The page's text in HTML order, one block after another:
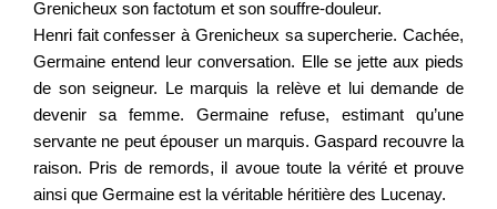
Grenicheux son factotum et son souffre-douleur.
Henri fait confesser à Grenicheux sa supercherie. Cachée,
Germaine entend leur conversation. Elle se jette aux pieds
de son seigneur. Le marquis la relève et lui demande de
devenir sa femme. Germaine refuse, estimant qu’une
servante ne peut épouser un marquis. Gaspard recouvre la
raison. Pris de remords, il avoue toute la vérité et prouve
ainsi que Germaine est la véritable héritière des Lucenay.